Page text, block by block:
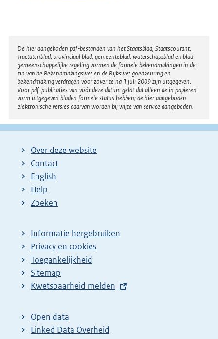
e
l
i
n
k
:
Disclaimer
De hier aangeboden pdf-bestanden van het Staatsblad, Staatscourant,
Tractatenblad, provinciaal blad, gemeenteblad, waterschapsblad en blad
gemeenschappelijke regeling vormen de formele bekendmakingen in de
zin van de Bekendmakingswet en de Rijkswet goedkeuring en
bekendmaking verdragen voor zover ze na 1 juli 2009 zijn uitgegeven.
Voor pdf-publicaties van vóór deze datum geldt dat alleen de in papieren
vorm uitgegeven bladen formele status hebben; de hier aangeboden
elektronische versies daarvan worden bij wijze van service aangeboden.
Over deze website
Contact
English
Help
Zoeken
Informatie hergebruiken
Privacy en cookies
Toegankelijkheid
Sitemap
E
t
e
Kwetsbaarheid melden
Open data
Linked Data Overheid